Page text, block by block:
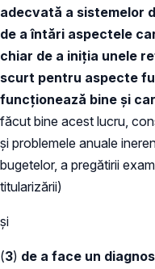
adecvată a sistemelor
de a întări aspectele
chiar de a iniția unele
scurt pentru aspecte
funcționează bine și
făcut bine acest lucru,
și problemele anuale
bugetelor, a pregătirii
titularizării)
și
(3) de a face un